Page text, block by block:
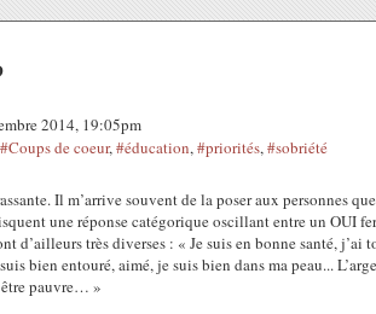
2014, 19:05pm
#Coups de coeur,#éducation,#priorités,#sobriété
Il m’arrive souvent de la poser aux personnes
une réponse catégorique oscillant entre un OUI
d’ailleurs très diverses : « Je suis en bonne santé,
bien entouré, aimé, je suis bien dans ma peau...
être pauvre… »